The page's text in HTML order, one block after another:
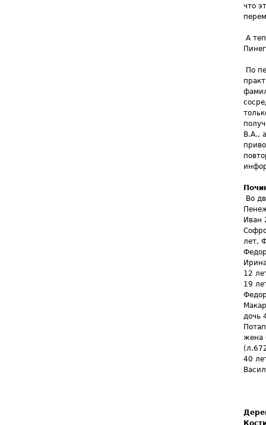
что
А
По
В.А.,
Во
Иван
лет,
12
19
дочь
жена
40